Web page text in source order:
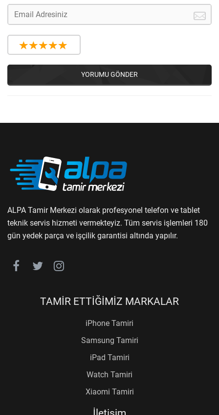
YORUMU GÖNDER
ALPA Tamir Merkezi olarak profesyonel telefon ve tablet
teknik servis hizmeti vermekteyiz. Tüm servis işlemleri 180
gün yedek parça ve işçilik garantisi altında yapılır.
TAMİR ETTİĞİMİZ MARKALAR
iPhone Tamiri
Samsung Tamiri
iPad Tamiri
Watch Tamiri
Xiaomi Tamiri